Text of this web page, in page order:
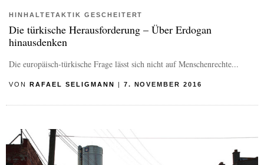
HINHALTETAKTIK GESCHEITERT
Die türkische Herausforderung – Über Erdogan
hinausdenken
Die europäisch-türkische Frage lässt sich nicht auf Menschenrechte...
VON RAFAEL SELIGMANN | 7. NOVEMBER 2016